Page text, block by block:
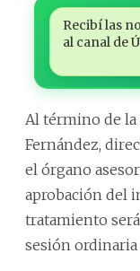
Recibí las
al canal de
Al término de
Fernández,
el órgano
aprobación del
tratamiento
sesión ordinaria